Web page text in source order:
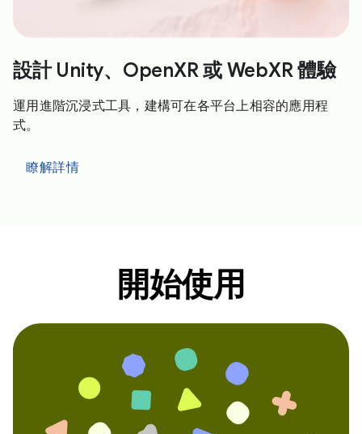
設計 Unity、OpenXR 或 WebXR 體驗
運用進階沉浸式工具，建構可在各平台上相容的應用程
式。
瞭解詳情
開始使用